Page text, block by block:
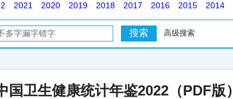
2021 2020 2019 2018 2017 2016 2015 2014
高级搜索
国卫生健康统计年鉴2022（PDF版）